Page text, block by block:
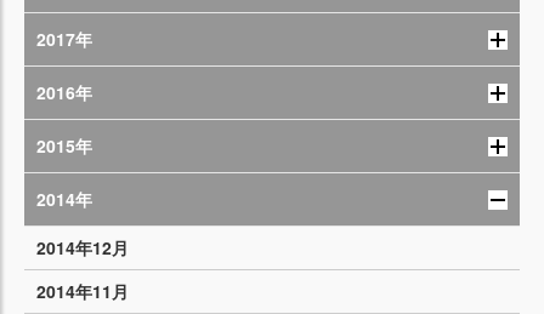
2017年
2016年
2015年
2014年
2014年12月
2014年11月